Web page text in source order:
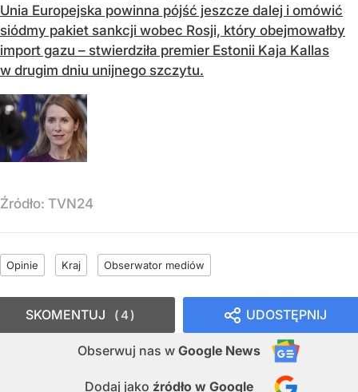
Unia Europejska powinna pójść jeszcze dalej i omówić
siódmy pakiet sankcji wobec Rosji, który obejmowałby
import gazu – stwierdziła premier Estonii Kaja Kallas
w drugim dniu unijnego szczytu.
Źródło: TVN24
Opinie Kraj Obserwator mediów
UDOSTĘPNIJ
Obserwuj nas w Google News
Dodaj jako źródło w Google
SKOMENTUJ 4